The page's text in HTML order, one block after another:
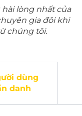
lòng nhất của
gia đôi khi
chúng tôi.
dùng
danh